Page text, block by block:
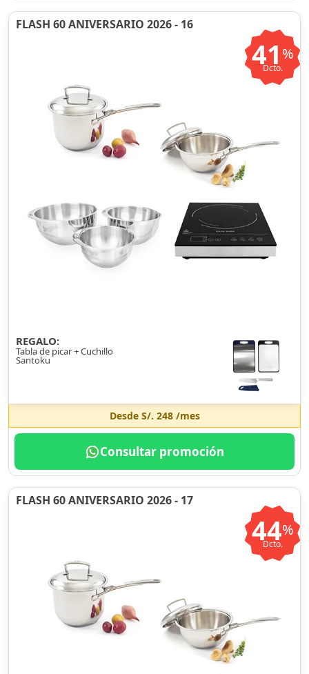
FLASH 60 ANIVERSARIO 2026 - 16
41 %
Dcto.
REGALO:
Tabla de picar + Cuchillo
Santoku
Desde S/. 248/mes
Consultar promoción
FLASH 60 ANIVERSARIO 2026 - 17
44%
Dcto.